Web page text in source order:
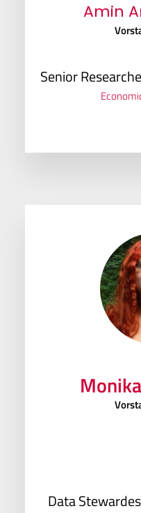
Amin
Senior
Data